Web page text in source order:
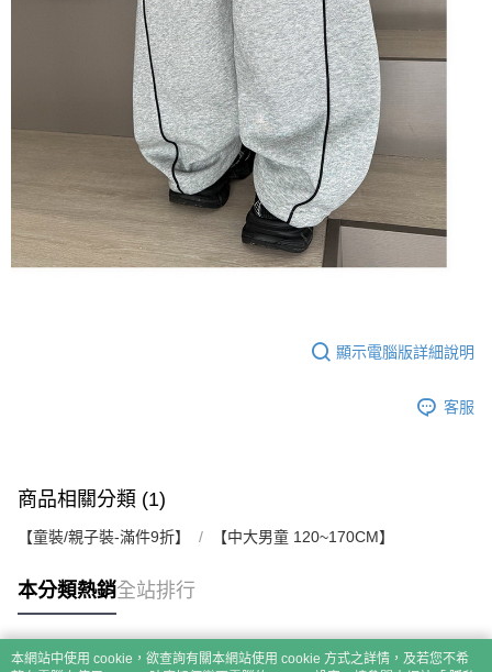
顯示電腦版詳細說明
客服
商品相關分類 (1)
【童裝/親子裝-滿件9折】 【中大男童 120~170CM】
本分類熱銷全站排行
本網站中使用 cookie，欲查詢有關本網站使用 cookie 方式之詳情，及若您不希